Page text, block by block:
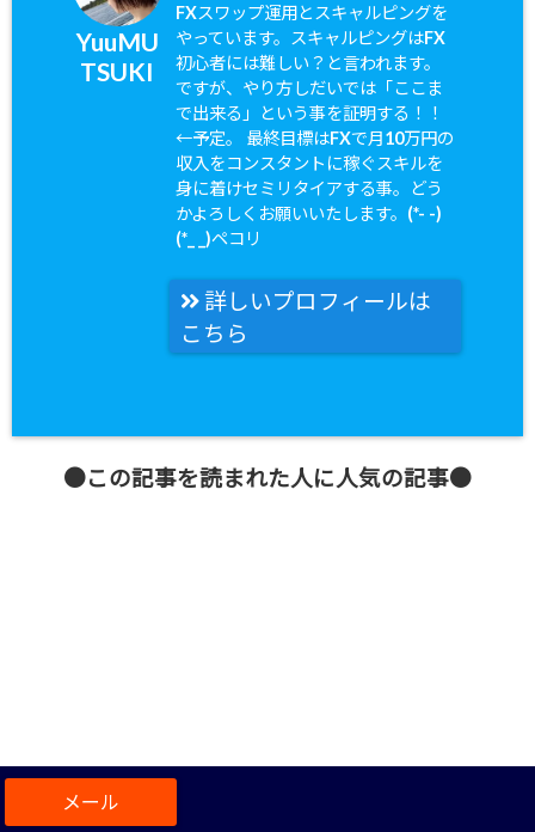
YuuMU
TSUKI
FXスワップ運用とスキャルピングを
やっています。スキャルピングはFX
初心者には難しい？と言われます。
ですが、やり方しだいでは「ここま
で出来る」という事を証明する！！
←予定。 最終目標はFXで月10万円の
収入をコンスタントに稼ぐスキルを
身に着けセミリタイアする事。どう
かよろしくお願いいたします。(*- -)
(*_ _)ペコリ
詳しいプロフィールは
こちら
●この記事を読まれた人に人気の記事●